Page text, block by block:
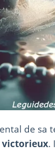
de sa
victorieux.